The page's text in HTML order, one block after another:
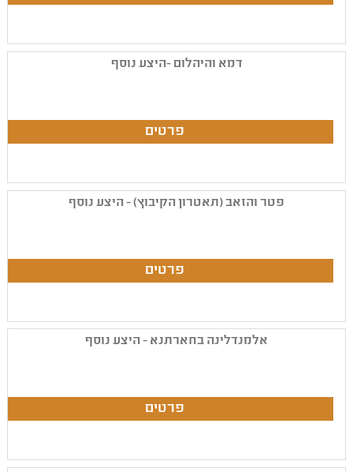
דמא והיהלום -היצע נוסף
פטר והזאב (תאטרון הקיבוץ) - היצע נוסף
אלמנדלינה בחארתנא - היצע נוסף